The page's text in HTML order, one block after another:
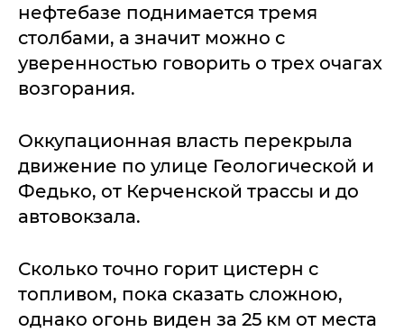
нефтебазе поднимается тремя
столбами, а значит можно с
уверенностью говорить о трех очагах
возгорания.
Оккупационная власть перекрыла
движение по улице Геологической и
Федько, от Керченской трассы и до
автовокзала.
Сколько точно горит цистерн с
топливом, пока сказать сложною,
однако огонь виден за 25 км от места